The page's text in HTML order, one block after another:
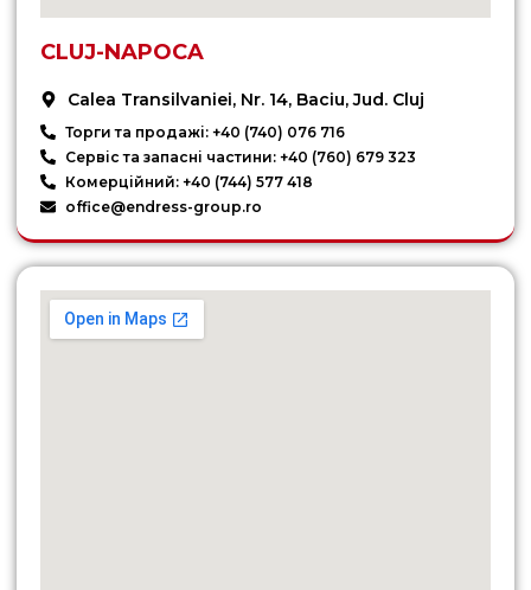
CLUJ-NAPOCA
Calea Transilvaniei, Nr. 14, Baciu, Jud. Cluj
Торги та продажі: +40 (740) 076 716
Сервіс та запасні частини: +40 (760) 679 323
Комерційний: +40 (744) 577 418
office@endress-group.ro